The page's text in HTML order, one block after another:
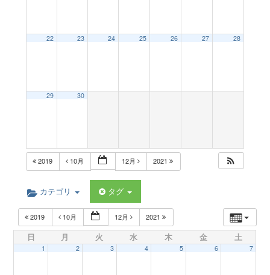
t
i
22 23 24 25 26 27 28
29 30
2019 10月 12月 2021
カテゴリ タグ
2019 10月 12月 2021
日 月 火 水 木 金 土
1 2 3 4 5 6 7